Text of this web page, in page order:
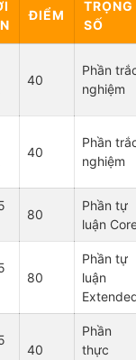
ĐIỂM
TRỌNG
SỐ
40
Phần
nghiệm
40
Phần
nghiệm
80
Phần tự
luận
80
Phần tự
luận
40
Phần
thực